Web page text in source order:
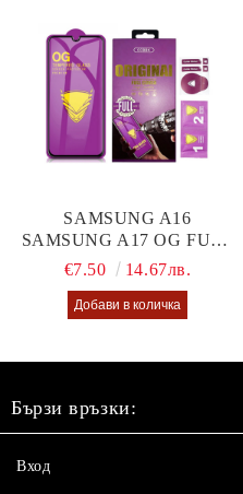
SAMSUNG A16
SAMSUNG A17 OG FULL
GLUE GLASS
€7.50 14.67лв.
Бързи връзки:
Вход